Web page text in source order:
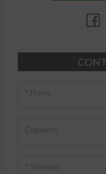
* Nome
Cognome
* Telefono